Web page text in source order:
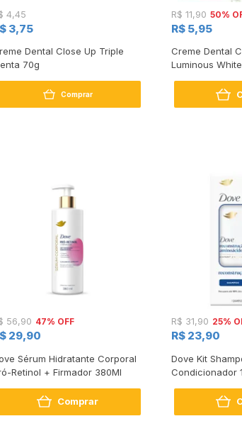
4,45
3,75
Dental Close Up Triple
70g
Comprar
R$ 11,90 50%
R$ 5,95
Creme Dental
Luminous
56,90 47% OFF
29,90
Sérum Hidratante Corporal
Retinol + Firmador 380Ml
Comprar
R$ 31,90 25%
R$ 23,90
Dove Kit
Condicionador